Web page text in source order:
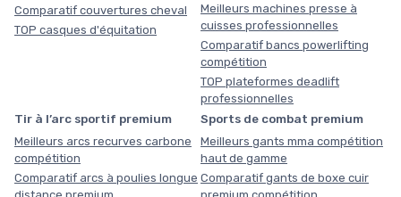
Comparatif couvertures cheval
TOP casques d'équitation
Meilleurs machines presse à
cuisses professionnelles
Comparatif bancs powerlifting
compétition
TOP plateformes deadlift
professionnelles
Tir à l’arc sportif premium
Meilleurs arcs recurves carbone
compétition
Comparatif arcs à poulies longue
Sports de combat premium
Meilleurs gants mma compétition
haut de gamme
Comparatif gants de boxe cuir